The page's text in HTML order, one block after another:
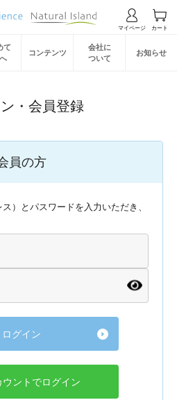
て
コンテンツ
会社に
ついて
お知らせ
・会員登録
員の方
）とパスワードを入力いただき、